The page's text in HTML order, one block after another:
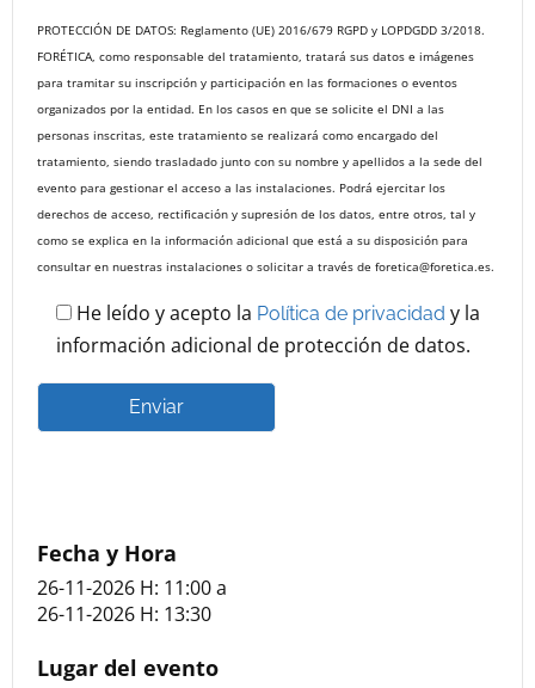
PROTECCIÓN DE DATOS: Reglamento (UE) 2016/679 RGPD y LOPDGDD 3/2018.
FORÉTICA, como responsable del tratamiento, tratará sus datos e imágenes
para tramitar su inscripción y participación en las formaciones o eventos
organizados por la entidad. En los casos en que se solicite el DNI a las
personas inscritas, este tratamiento se realizará como encargado del
tratamiento, siendo trasladado junto con su nombre y apellidos a la sede del
evento para gestionar el acceso a las instalaciones. Podrá ejercitar los
derechos de acceso, rectificación y supresión de los datos, entre otros, tal y
como se explica en la información adicional que está a su disposición para
consultar en nuestras instalaciones o solicitar a través de foretica@foretica.es.
He leído y acepto la Política de privacidad y la
información adicional de protección de datos.
Fecha y Hora
26-11-2026 H: 11:00a
26-11-2026 H: 13:30
Lugar del evento